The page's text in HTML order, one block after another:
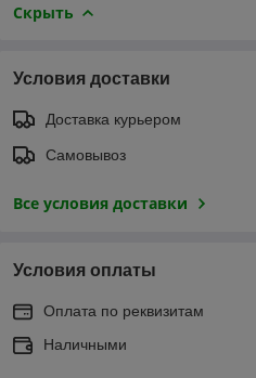
Скрыть
Условия доставки
Доставка курьером
Самовывоз
Все условия доставки
Условия оплаты
Оплата по реквизитам
Наличными